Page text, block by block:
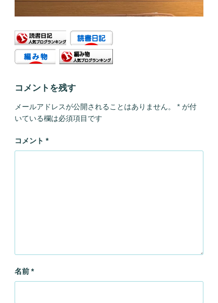
コメントを残す
メールアドレスが公開されることはありません。 * が付
いている欄は必須項目です
コメント *
名前 *